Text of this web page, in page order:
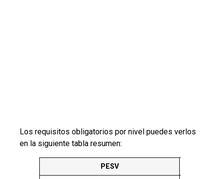
Organización( Aplica para todos los
niveles)
Paso 4. Liderazgo, compromiso y
corresponsabilidad del nivel directivo